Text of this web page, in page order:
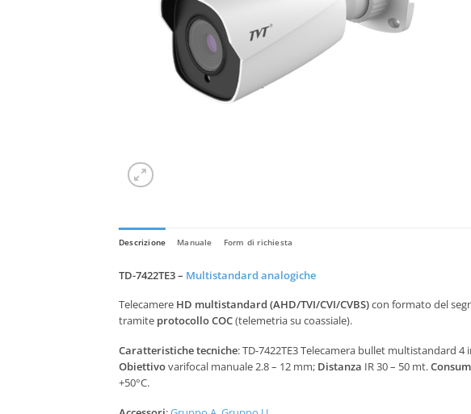
Descrizione Manuale Form di richiesta
TD-7422TE3 – Multistandard analogiche
Telecamere HD multistandard (AHD/TVI/CVI/CVBS)con formato del
tramite protocollo COC(telemetria su coassiale).
Caratteristiche tecniche: TD-7422TE3 Telecamera bullet multistandard 4
Obiettivovarifocal manuale 2.8 – 12 mm; Distanza IR 30 – 50 mt.
+50°C.